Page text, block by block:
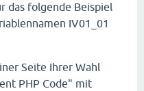
das folgende Beispiel
IV01_01
Seite Ihrer Wahl
PHP Code" mit